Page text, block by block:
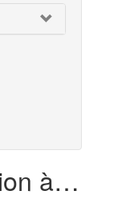
0 maison en location à Lasserre-de-Prouille (11)